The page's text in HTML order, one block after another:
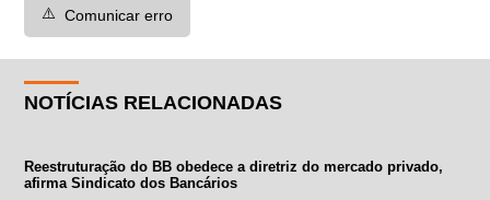
⚠️ Comunicar erro
NOTÍCIAS RELACIONADAS
Reestruturação do BB obedece a diretriz do mercado privado,
afirma Sindicato dos Bancários